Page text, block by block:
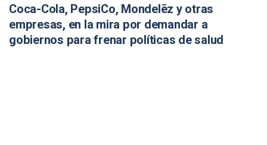
Coca-Cola, PepsiCo, Mondelēz y otras
empresas, en la mira por demandar a
gobiernos para frenar políticas de salud